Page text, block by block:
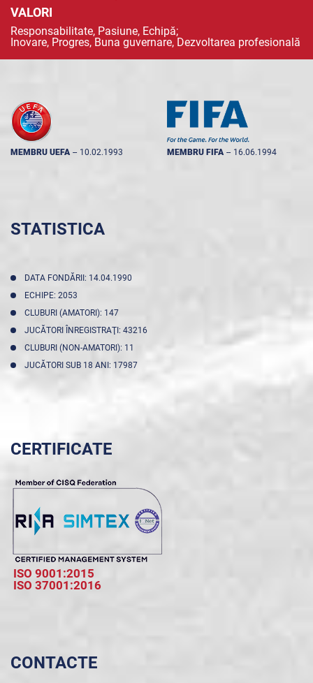
VALORI
Responsabilitate, Pasiune, Echipă;
Inovare, Progres, Buna guvernare, Dezvoltarea profesională
MEMBRU UEFA -- 10.02.1993 MEMBRU FIFA -- 16.06.1994
STATISTICA
DATA FONDĂRII: 14.04.1990
ECHIPE: 2053
CLUBURI (AMATORI): 147
JUCĂTORI ÎNREGISTRAŢI: 43216
CLUBURI (NON-AMATORI): 11
JUCĂTORI SUB 18 ANI: 17987
CERTIFICATE
ISO 9001:2015
ISO 37001:2016
CONTACTE